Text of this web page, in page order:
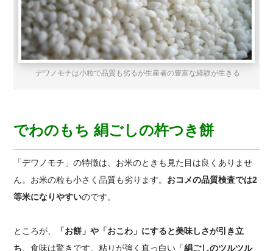
デワノモチは小粒で品質も劣るが生産者の豊富な経験が生きる
でわのもち 絹ごしの杵つき餅
「デワノモチ」の特徴は、お米のときも見た目は良くありませ
ん。お米の粒も小さく品質も劣ります。 おコメの品質検査では2
等米になりやすいのです。
ところが、
「お餅」や「おこわ」にすると美味しさが引き立
ち 、食味は驚きです。粘りが強く真っ白い「絹ごしのツルツル